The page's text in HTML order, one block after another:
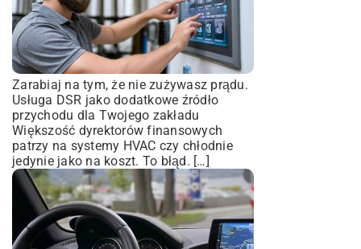
Zarabiaj na tym, że nie zużywasz prądu.
Usługa DSR jako dodatkowe źródło
przychodu dla Twojego zakładu
Większość dyrektorów finansowych
patrzy na systemy HVAC czy chłodnie
jedynie jako na koszt. To błąd. […]